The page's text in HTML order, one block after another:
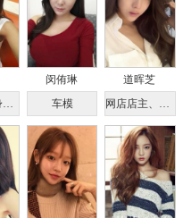
模特、健身教练
闵侑琳
车模
道晖芝
网店店主、模特